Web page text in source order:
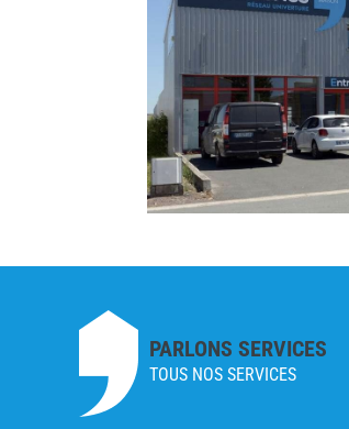
PARLONS SERVICES
TOUS NOS SERVICES